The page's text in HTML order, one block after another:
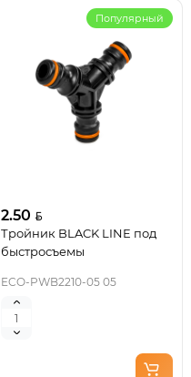
Популярный
2.50
Тройник BLACK LINE под
быстросъемы
ECO-PWB2210-05 05